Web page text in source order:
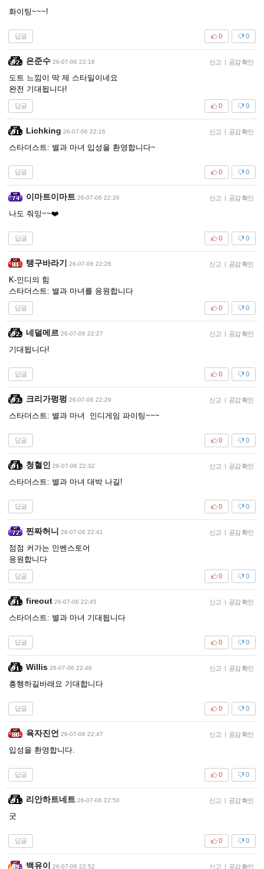
화이팅~~~!
답글 0
0
은준수 26-07-06 22:16 신고 | 공감 확인
도트 느낌이 딱 제 스타일이네요
완전 기대됩니다!
답글 0
0
Lichking 26-07-06 22:16 신고 | 공감 확인
스타더스트: 별과 마녀 입성을 환영합니다~
답글 0
0
이마트이마트 26-07-06 22:26 신고 | 공감 확인
나도 줘잉~~❤️
답글 0
0
탱구바라기 26-07-06 22:26 신고 | 공감 확인
K-인디의 힘
스타더스트: 별과 마녀를 응원합니다
답글 0
0
네덜메르 26-07-06 22:27 신고 | 공감 확인
기대됩니다!
답글 0
0
크리가펑펑 26-07-06 22:29 신고 | 공감 확인
스타더스트: 별과 마녀 인디게임 파이팅~~~
답글 0
0
청혈인 26-07-06 22:32 신고 | 공감 확인
스타더스트: 별과 마녀 대박 나길!
답글 0
0
찐짜허니 26-07-06 22:41 신고 | 공감 확인
점점 커가는 인벤스토어
응원합니다
답글 0
0
fireout 26-07-06 22:45 신고 | 공감 확인
스타더스트: 별과 마녀 기대됩니다
답글 0
0
Willis 26-07-06 22:46 신고 | 공감 확인
흥행하길바래요 기대합니다
답글 0
0
육자진언 26-07-06 22:47 신고 | 공감 확인
입성을 환영합니다.
답글 0
0
리안하트네트 26-07-06 22:50 신고 | 공감 확인
굿
답글 0
0
백유이 26-07-06 22:52 신고 | 공감 확인